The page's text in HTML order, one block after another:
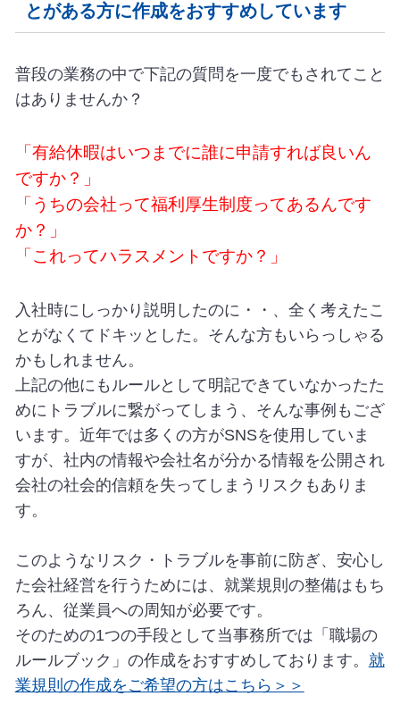
とがある方に作成をおすすめしています
普段の業務の中で下記の質問を一度でもされてこと
はありませんか？
「有給休暇はいつまでに誰に申請すれば良いん
ですか？」
「うちの会社って福利厚生制度ってあるんです
か？」
「これってハラスメントですか？」
入社時にしっかり説明したのに・・、全く考えたこ
とがなくてドキッとした。そんな方もいらっしゃる
かもしれません。
上記の他にもルールとして明記できていなかったた
めにトラブルに繋がってしまう、そんな事例もござ
います。近年では多くの方がSNSを使用していま
すが、社内の情報や会社名が分かる情報を公開され
会社の社会的信頼を失ってしまうリスクもありま
す。
このようなリスク・トラブルを事前に防ぎ、安心し
た会社経営を行うためには、就業規則の整備はもち
ろん、従業員への周知が必要です。
そのための1つの手段として当事務所では「職場の
ルールブック」の作成をおすすめしております。 就
業規則の作成をご希望の方はこちら＞＞